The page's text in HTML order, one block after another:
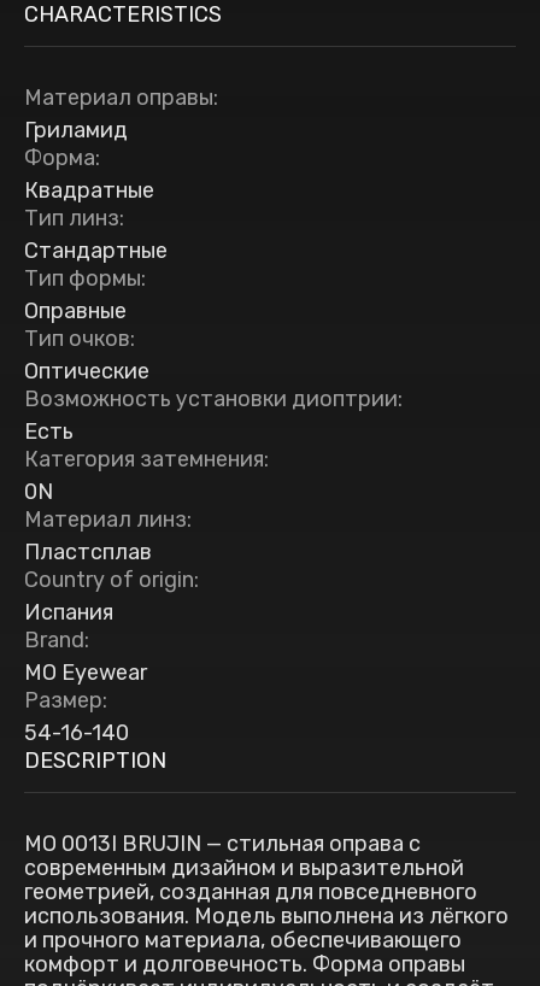
CHARACTERISTICS
Материал оправы:
Гриламид
Форма:
Квадратные
Тип линз:
Стандартные
Тип формы:
Оправные
Тип очков:
Оптические
Возможность установки диоптрии:
Есть
Категория затемнения:
0N
Материал линз:
Пластсплав
Country of origin:
Испания
Brand:
MO Eyewear
Размер:
54-16-140
DESCRIPTION
MO 0013I BRUJIN — стильная оправа с
современным дизайном и выразительной
геометрией, созданная для повседневного
использования. Модель выполнена из лёгкого
и прочного материала, обеспечивающего
комфорт и долговечность. Форма оправы